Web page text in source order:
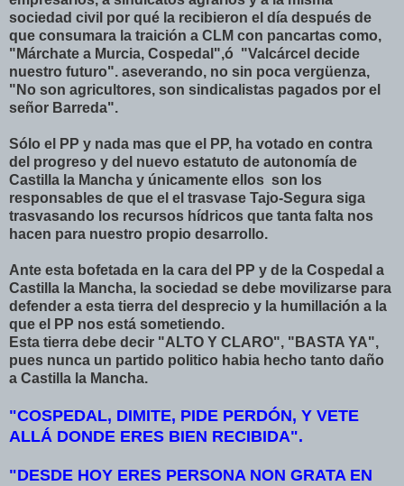
sociedad civil por qué la recibieron el día después de
que consumara la traición a CLM con pancartas como,
"Márchate a Murcia, Cospedal",ó "Valcárcel decide
nuestro futuro". aseverando, no sin poca vergüenza,
"No son agricultores, son sindicalistas pagados por el
señor Barreda".
Sólo el PP y nada mas que el PP, ha votado en contra
del progreso y del nuevo estatuto de autonomía de
Castilla la Mancha y únicamente ellos son los
responsables de que el el trasvase Tajo-Segura siga
trasvasando los recursos hídricos que tanta falta nos
hacen para nuestro propio desarrollo.
Ante esta bofetada en la cara del PP y de la Cospedal a
Castilla la Mancha, la sociedad se debe movilizarse para
defender a esta tierra del desprecio y la humillación a la
que el PP nos está sometiendo.
Esta tierra debe decir "ALTO Y CLARO", "BASTA YA",
pues nunca un partido politico habia hecho tanto daño
a Castilla la Mancha.
"COSPEDAL, DIMITE, PIDE PERDÓN, Y VETE
ALLÁ DONDE ERES BIEN RECIBIDA".
"DESDE HOY ERES PERSONA NON GRATA EN